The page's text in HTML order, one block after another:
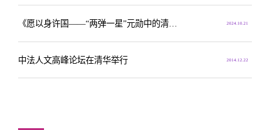
2024.10.21
2014.12.22
中法人文高峰论坛在清华举行